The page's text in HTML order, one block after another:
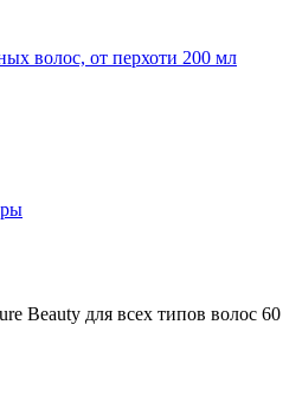
волос, от перхоти 200 мл